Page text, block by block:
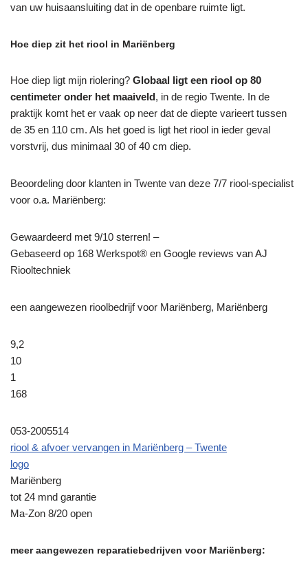
van uw huisaansluiting dat in de openbare ruimte ligt.
Hoe diep zit het riool in Mariënberg
Hoe diep ligt mijn riolering? Globaal ligt een riool op 80
centimeter onder het maaiveld, in de regio Twente. In de
praktijk komt het er vaak op neer dat de diepte varieert tussen
de 35 en 110 cm. Als het goed is ligt het riool in ieder geval
vorstvrij, dus minimaal 30 of 40 cm diep.
Beoordeling door klanten in Twente van deze 7/7 riool-specialist
voor o.a. Mariënberg:
Gewaardeerd met 9/10 sterren! –
Gebaseerd op 168 Werkspot® en Google reviews van AJ
Riooltechniek
een aangewezen rioolbedrijf voor Mariënberg, Mariënberg
9,2
10
1
168
053-2005514
riool & afvoer vervangen in Mariënberg – Twente
logo
Mariënberg
tot 24 mnd garantie
Ma-Zon 8/20 open
meer aangewezen reparatiebedrijven voor Mariënberg: